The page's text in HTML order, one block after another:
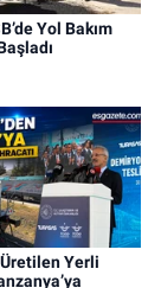
Yol Bakım
Yerli